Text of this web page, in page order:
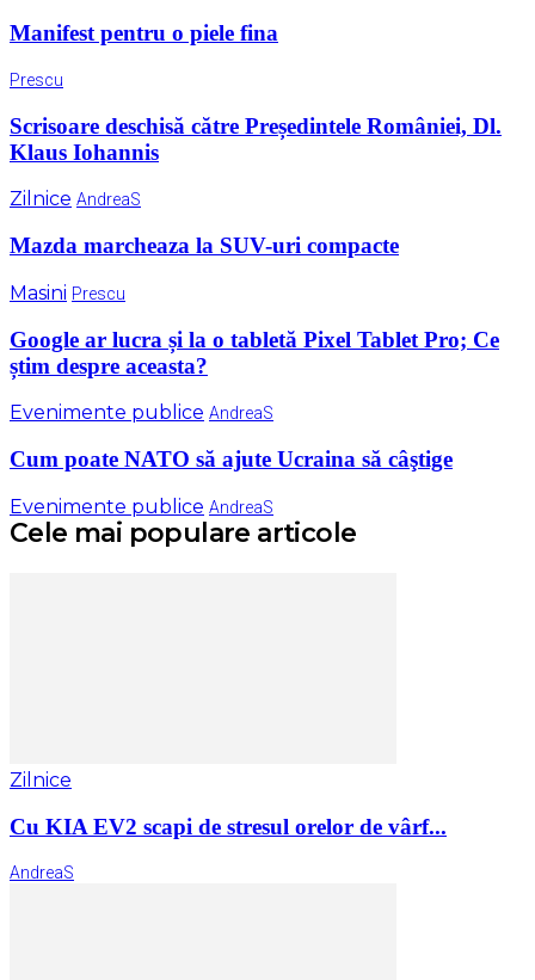
Manifest pentru o piele fina
Prescu
Scrisoare deschisă către Președintele României, Dl.
Klaus Iohannis
Zilnice AndreaS
Mazda marcheaza la SUV-uri compacte
Masini Prescu
Google ar lucra și la o tabletă Pixel Tablet Pro; Ce
știm despre aceasta?
Evenimente publice AndreaS
Cum poate NATO să ajute Ucraina să câştige
Evenimente publice AndreaS
Cele mai populare articole
Zilnice
Cu KIA EV2 scapi de stresul orelor de vârf...
AndreaS